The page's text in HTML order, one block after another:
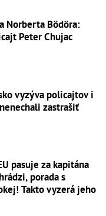
Norberta Bödöra:
Peter Chujac
vyzýva policajtov i
zastrašiť
pasuje za kapitána
porada s
Takto vyzerá jeho